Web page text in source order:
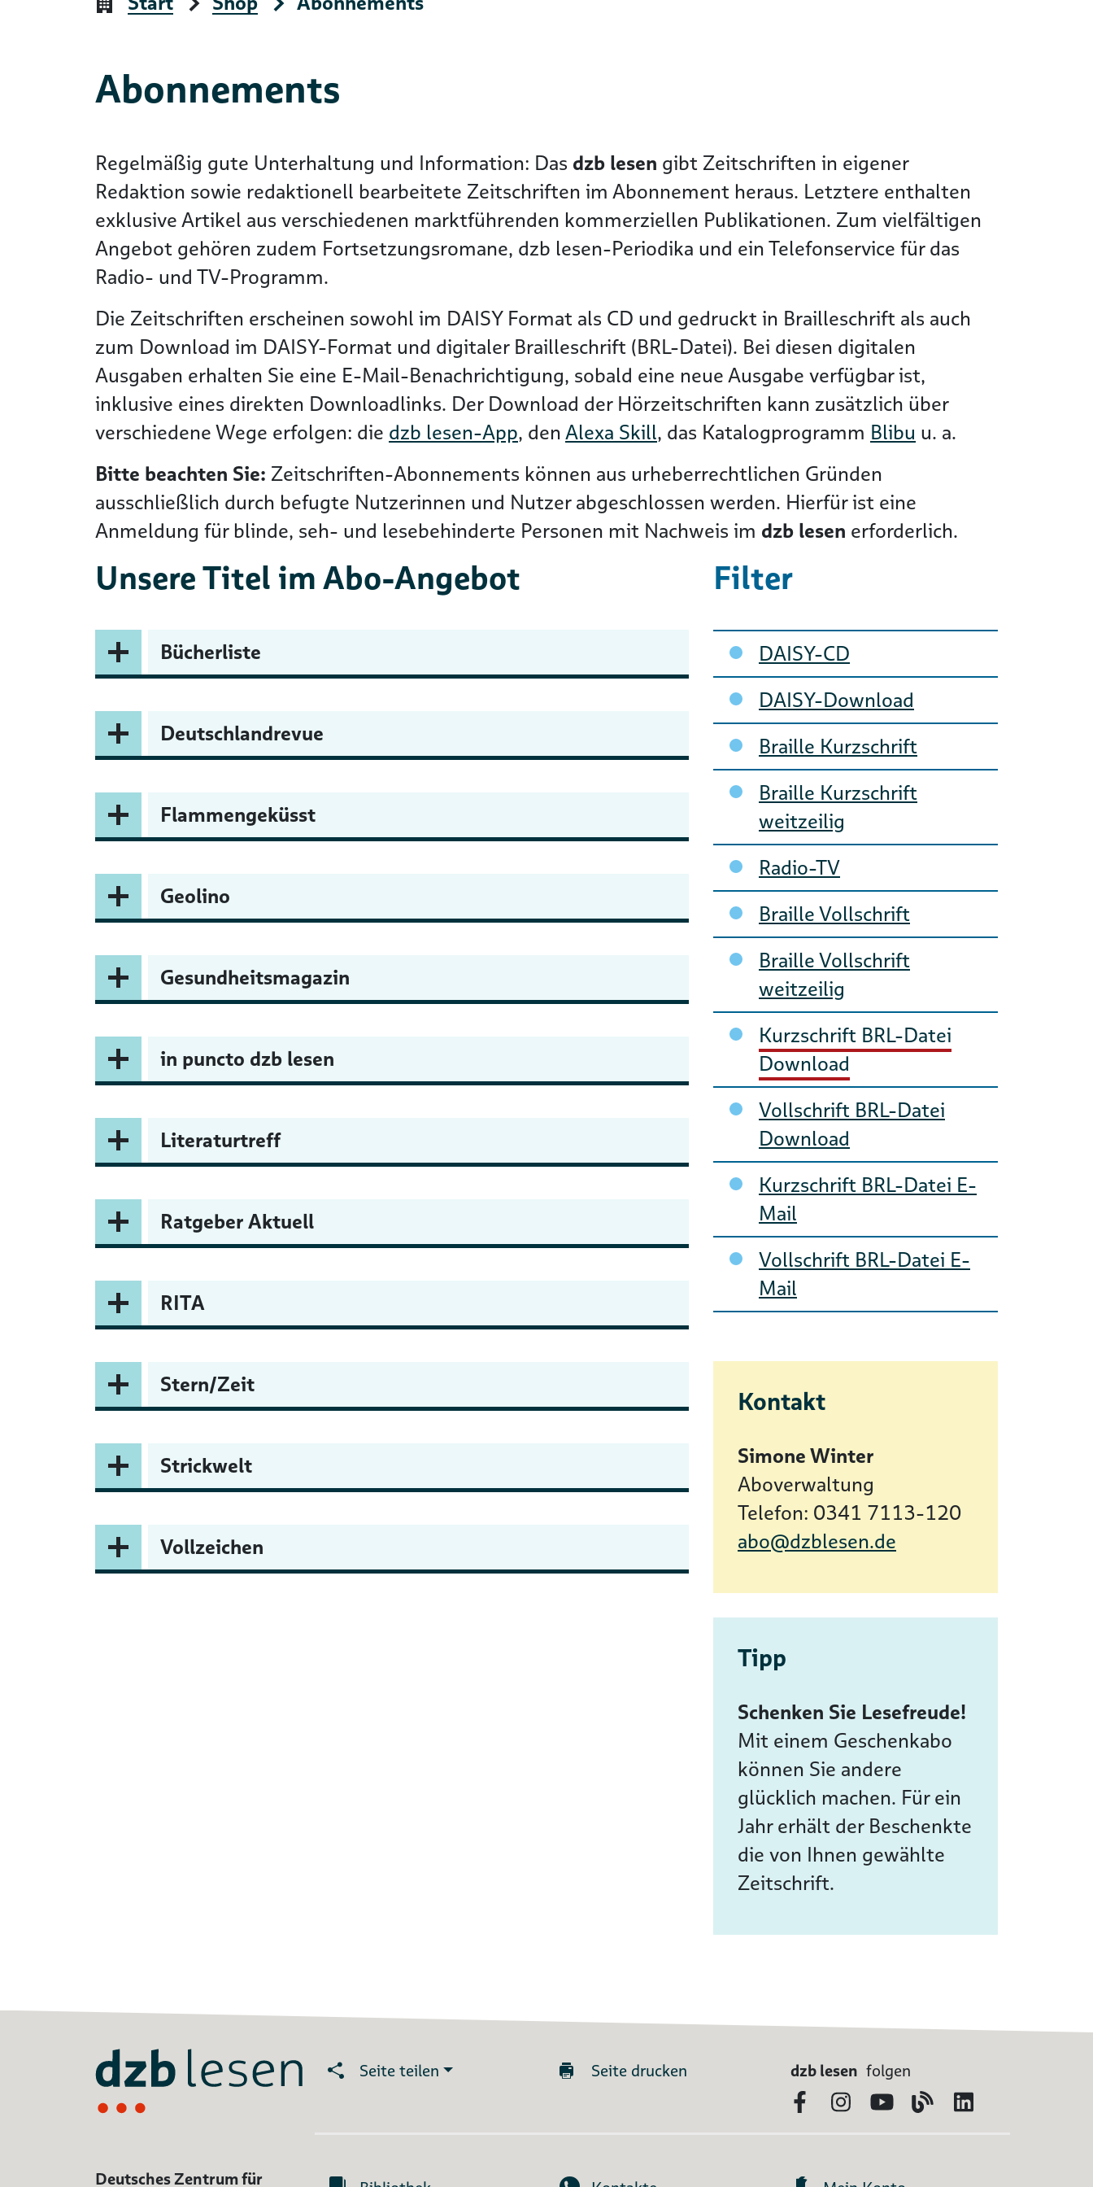
Abonnements
Regelmäßig gute Unterhaltung und Information: Das dzb lesen gibt Zeitschriften in eigener
Redaktion sowie redaktionell bearbeitete Zeitschriften im Abonnement heraus. Letztere enthalten
exklusive Artikel aus verschiedenen marktführenden kommerziellen Publikationen. Zum vielfältigen
Angebot gehören zudem Fortsetzungsromane, dzb lesen-Periodika und ein Telefonservice für das
Radio- und TV-Programm.
Die Zeitschriften erscheinen sowohl im DAISY Format als CD und gedruckt in Brailleschrift als auch
zum Download im DAISY-Format und digitaler Brailleschrift (BRL-Datei). Bei diesen digitalen
Ausgaben erhalten Sie eine E-Mail-Benachrichtigung, sobald eine neue Ausgabe verfügbar ist,
inklusive eines direkten Downloadlinks. Der Download der Hörzeitschriften kann zusätzlich über
verschiedene Wege erfolgen: die dzb lesen-App, denAlexa Skill, das Katalogprogramm Blibu u. a.
Bitte beachten Sie: Zeitschriften-Abonnements können aus urheberrechtlichen Gründen
ausschließlich durch befugte Nutzerinnen und Nutzer abgeschlossen werden. Hierfür ist eine
Anmeldung für blinde, seh- und lesebehinderte Personen mit Nachweis im dzb lesen erforderlich.
Unsere Titel im Abo-Angebot
Bücherliste
Deutschlandrevue
Flammengeküsst
Geolino
Gesundheitsmagazin
in puncto dzb lesen
Literaturtreff
Ratgeber Aktuell
RITA
Stern/Zeit
Strickwelt
Vollzeichen
Filter
Navigation überspringen
DAISY-CD
DAISY-Download
Braille Kurzschrift
Braille Kurzschrift
weitzeilig
Radio-TV
Braille Vollschrift
Braille Vollschrift
weitzeilig
Kurzschrift BRL-Datei
Download
Vollschrift BRL-Datei
Download
Kurzschrift BRL-Datei E-
Mail
Vollschrift BRL-Datei E-
Mail
Kontakt
Simone Winter
Aboverwaltung
Telefon: 0341 7113-120
abo@dzblesen.de
Tipp
Schenken Sie Lesefreude!
Mit einem Geschenkabo
können Sie andere
glücklich machen. Für ein
Jahr erhält der Beschenkte
die von Ihnen gewählte
Zeitschrift.
Seite teilen Seite drucken dzb lesen folgen
FacebookInstagram
YouTubeBlog
Deutsches Zentrum für